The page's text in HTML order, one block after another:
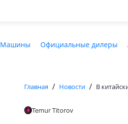
Машины Официальные дилеры
Главная / Новости / В
Temur Titorov